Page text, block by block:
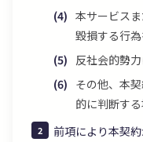
本サービス
毀損する行
反社会的勢
その他、本
的に判断す
前項により本契